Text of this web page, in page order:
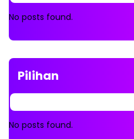
No posts found.
Pilihan
No posts found.